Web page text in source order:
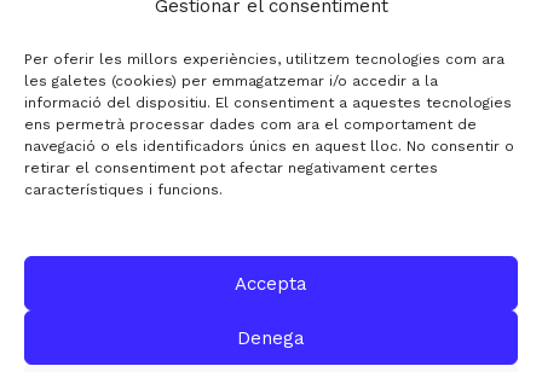
Gestionar el consentiment
Per oferir les millors experiències, utilitzem tecnologies com ara
les galetes (cookies) per emmagatzemar i/o accedir a la
informació del dispositiu. El consentiment a aquestes tecnologies
ens permetrà processar dades com ara el comportament de
navegació o els identificadors únics en aquest lloc. No consentir o
retirar el consentiment pot afectar negativament certes
característiques i funcions.
Accepta
Denega
Dades de mercat
Automobile Talks
08012 de Barcelona